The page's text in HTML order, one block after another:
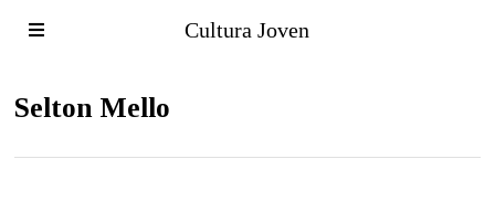
Cultura Joven
Selton Mello